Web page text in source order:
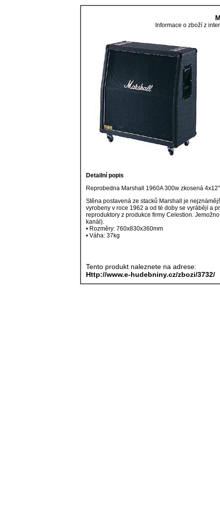
Informace o zboží z
Detailní popis
Reprobedna Marshall 1960A 300w zkosená
Stěna postavená ze stacků Marshall je
vyrobeny v roce 1962 a od té doby se vyrábějí a
reproduktory z produkce firmy Celestion.
kanál).
• Rozměry: 760x830x360mm
• Váha: 37kg
Tento produkt naleznete na adrese:
Http://www.e-hudebniny.cz/zbozi/3732/